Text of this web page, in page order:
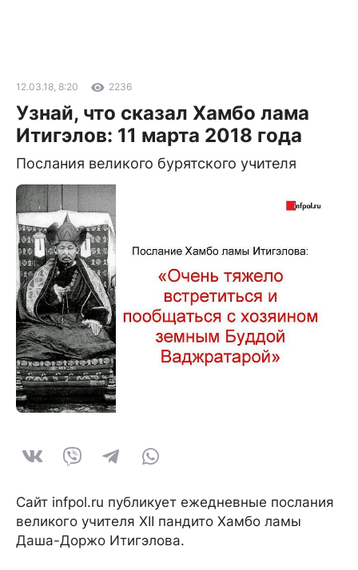
12.03.18, 8:20 2236
Узнай, что сказал Хамбо лама
Итигэлов: 11 марта 2018 года
Послания великого бурятского учителя
Сайт infpol.ru публикует ежедневные послания
великого учителя XII пандито Хамбо ламы
Даша-Доржо Итигэлова.